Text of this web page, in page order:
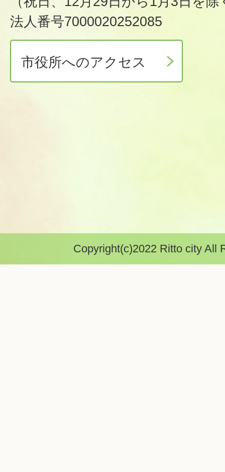
法人番号7000020252085
市役所へのアクセス
Copyright(c)2022 Ritto city All